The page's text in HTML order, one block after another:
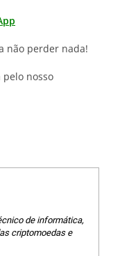
não perder nada!
nosso
de informática,
criptomoedas e